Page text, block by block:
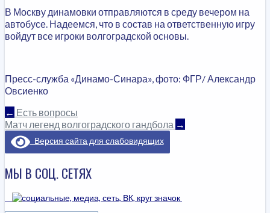
В Москву динамовки отправляются в среду вечером на
автобусе. Надеемся, что в состав на ответственную игру
войдут все игроки волгоградской основы.
Пресс-служба «Динамо-Синара», фото: ФГР/ Александр
Овсиенко
НАВИГАЦИЯ
ПО
ЗАПИСЯМ
← Есть вопросы
Матч легенд волгоградского гандбола →
Версия сайта для слабовидящих
МЫ В СОЦ. СЕТЯХ